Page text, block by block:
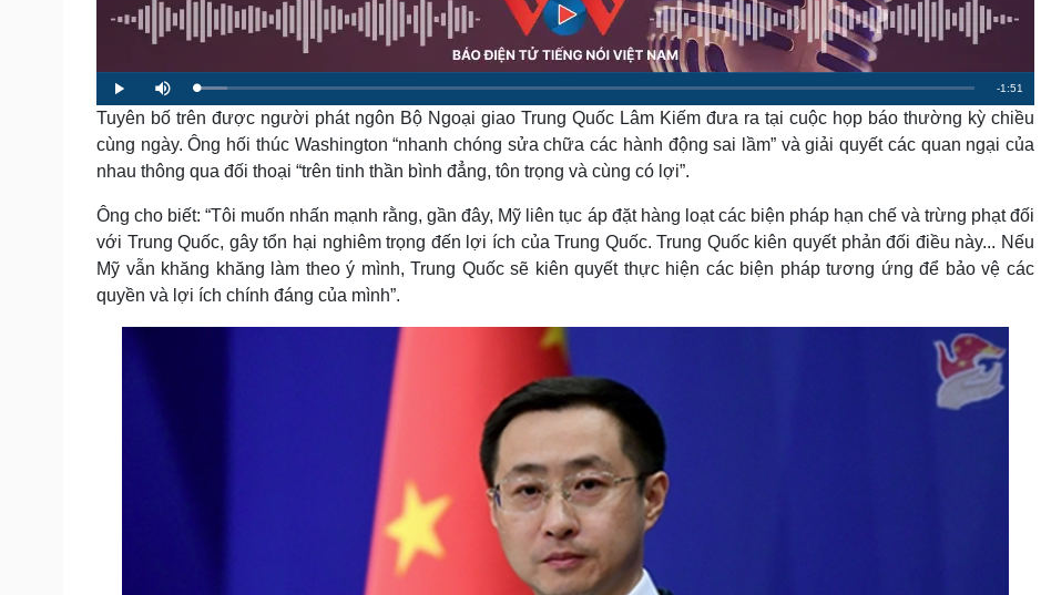
Sức khỏe
Cây thuốc
Sản phụ khoa
Nhi khoa
Nam khoa
Làm đẹp - giảm cân
Ăn sạch sống khỏe
Đời sống
Blog
Văn hóa
Sân khấu - Điện ảnh
Văn học
Di sản
Giải trí
Nghệ sĩ
Thời trang
Du lịch
Săn Tour
Cải chính
P
l
a
y
M
u
t
e
L
o
a
d
d
4
.
%
R
e
m
i
g
T
-1:51
Tuyên bố trên được người phát ngôn Bộ Ngoại giao Trung Quốc Lâm Kiếm đưa ra tại cuộc họp báo thường kỳ chiều
cùng ngày. Ông hối thúc Washington “nhanh chóng sửa chữa các hành động sai lầm” và giải quyết các quan ngại của
nhau thông qua đối thoại “trên tinh thần bình đẳng, tôn trọng và cùng có lợi”.
Ông cho biết: “Tôi muốn nhấn mạnh rằng, gần đây, Mỹ liên tục áp đặt hàng loạt các biện pháp hạn chế và trừng phạt đối
với Trung Quốc, gây tổn hại nghiêm trọng đến lợi ích của Trung Quốc. Trung Quốc kiên quyết phản đối điều này... Nếu
Mỹ vẫn khăng khăng làm theo ý mình, Trung Quốc sẽ kiên quyết thực hiện các biện pháp tương ứng để bảo vệ các
quyền và lợi ích chính đáng của mình”.